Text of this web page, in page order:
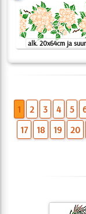
alk. 20x64cm ja suur
1 2 3 4 5
17
18 19 20